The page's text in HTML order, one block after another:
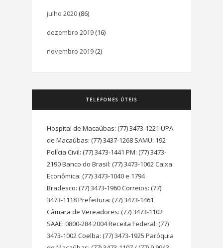
julho 2020 (86)
dezembro 2019 (16)
novembro 2019 (2)
TELEFONES ÚTEIS
Hospital de Macaúbas: (77) 3473-1221 UPA
de Macaúbas: (77) 3437-1268 SAMU: 192
Polícia Civil: (77) 3473-1441 PM: (77) 3473-
2190 Banco do Brasil: (77) 3473-1062 Caixa
Econômica: (77) 3473-1040 e 1794
Bradesco: (77) 3473-1960 Correios: (77)
3473-1118 Prefeitura: (77) 3473-1461
Câmara de Vereadores: (77) 3473-1102
SAAE: 0800-284 2004 Receita Federal: (77)
3473-1002 Coelba: (77) 3473-1925 Paróquia